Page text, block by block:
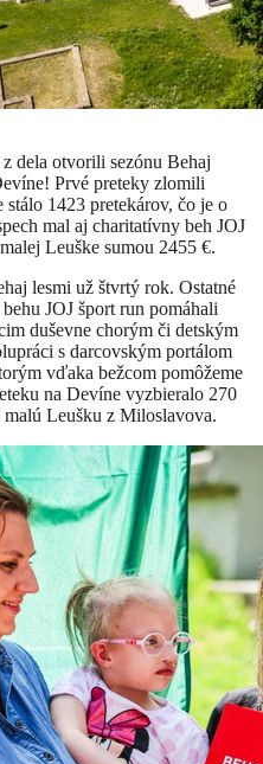
dela otvorili sezónu Behaj
Prvé preteky zlomili
1423 pretekárov, čo je o
mal aj charitatívny beh JOJ
Leuške sumou 2455 €.
lesmi už štvrtý rok. Ostatné
JOJ šport run pomáhali
duševne chorým či detským
s darcovským portálom
vďaka bežcom pomôžeme
na Devíne vyzbieralo 270
malú Leušku z Miloslavova.